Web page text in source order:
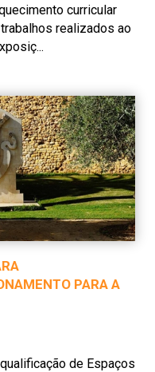
curricular
realizados ao
PARA A
de Espaços